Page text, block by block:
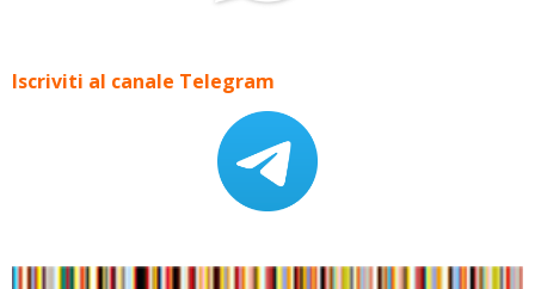
Iscriviti al canale Telegram